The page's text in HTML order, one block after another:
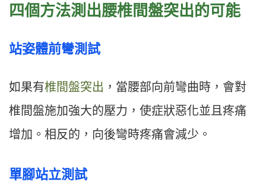
四個方法測出腰椎間盤突出的可能
站姿體前彎測試
如果有椎間盤突出 ，當腰部向前彎曲時，會對
椎間盤施加強大的壓力，使症狀惡化並且疼痛
增加。相反的，向後彎時疼痛會減少。
單腳站立測試